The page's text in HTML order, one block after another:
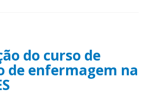
do curso de
de enfermagem na